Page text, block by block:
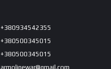
+380934542355
+380500345015
+380500345015
armolinewar@gmail.com